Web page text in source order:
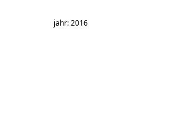
jahr: 2016